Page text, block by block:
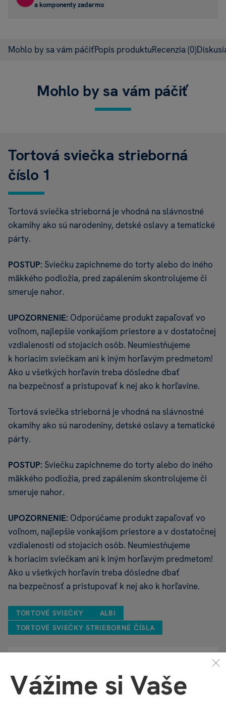
a komponenty zadarmo
Mohlo by sa vám páčiťPopis produktuRecenzia (0)
Mohlo by sa vám páčiť
Tortová sviečka strieborná
číslo 1
Tortová sviečka strieborná je vhodná na slávnostné
okamihy ako sú narodeniny, detské oslavy a tematické
párty.
POSTUP: Sviečku zapichneme do torty alebo do iného
mäkkého podložia, pred zapálením skontrolujeme či
smeruje nahor.
UPOZORNENIE: Odporúčame produkt zapaľovať vo
voľnom, najlepšie vonkajšom priestore a v dostatočnej
vzdialenosti od stojacich osôb. Neumiestňujeme
k horiacim sviečkam ani k iným horľavým predmetom!
Ako u všetkých horľavín treba dôsledne dbať
na bezpečnosť a pristupovať k nej ako k horľavine.
Tortová sviečka strieborná je vhodná na slávnostné
okamihy ako sú narodeniny, detské oslavy a tematické
párty.
POSTUP: Sviečku zapichneme do torty alebo do iného
mäkkého podložia, pred zapálením skontrolujeme či
smeruje nahor.
UPOZORNENIE: Odporúčame produkt zapaľovať vo
voľnom, najlepšie vonkajšom priestore a v dostatočnej
vzdialenosti od stojacich osôb. Neumiestňujeme
k horiacim sviečkam ani k iným horľavým predmetom!
Ako u všetkých horľavín treba dôsledne dbať
na bezpečnosť a pristupovať k nej ako k horľavine.
TORTOVÉ SVIEČKY
ALBI
TORTOVÉ SVIEČKY STRIEBORNÉ ČÍSLA
Vážime si Vaše